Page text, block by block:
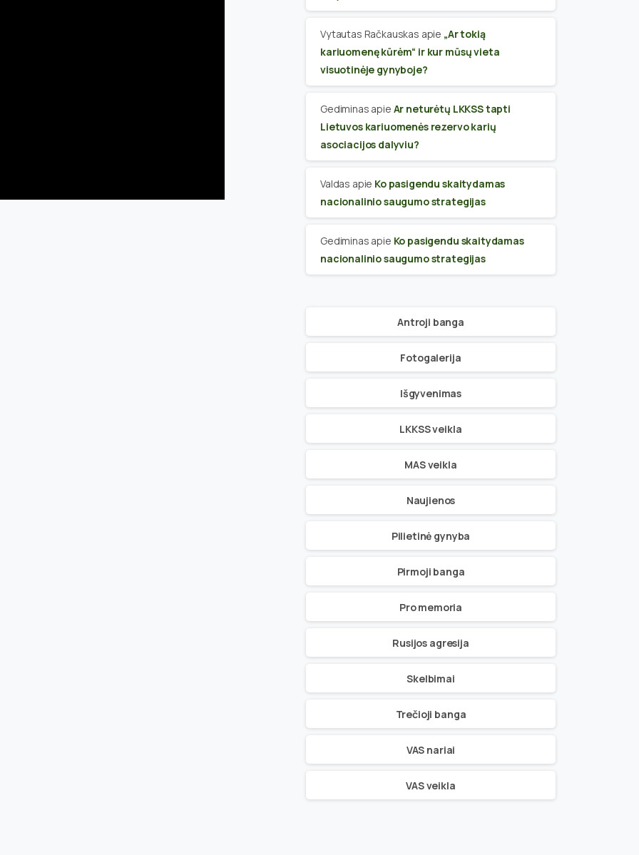
Vytautas Račkauskas apie „Ar tokią
kariuomenę kūrėm“ ir kur mūsų vieta
visuotinėje gynyboje?
Gediminas apie Ar neturėtų LKKSS tapti
Lietuvos kariuomenės rezervo karių
asociacijos dalyviu?
Valdas apie Ko pasigendu skaitydamas
nacionalinio saugumo strategijas
Gediminas apie Ko pasigendu skaitydamas
nacionalinio saugumo strategijas
Antroji banga
Fotogalerija
Išgyvenimas
LKKSS veikla
MAS veikla
Naujienos
Pilietinė gynyba
Pirmoji banga
Pro memoria
Rusijos agresija
Skelbimai
Trečioji banga
VAS nariai
VAS veikla